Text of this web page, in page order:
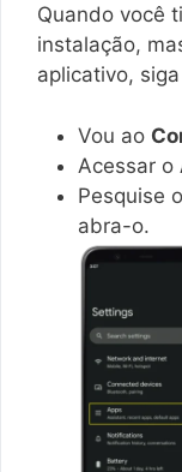
Quando você
instalação,
aplicativo,
Vou ao
Acessar o
Pesquise
abra-o.